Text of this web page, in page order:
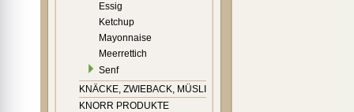
Essig
Ketchup
Mayonnaise
Meerrettich
Senf
KNÄCKE, ZWIEBACK, MÜSLI
KNORR PRODUKTE